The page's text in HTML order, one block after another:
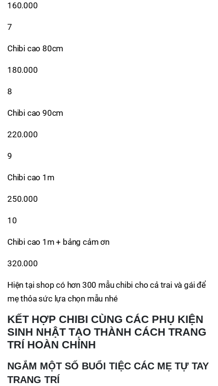
160.000
7
Chibi cao 80cm
180.000
8
Chibi cao 90cm
220.000
9
Chibi cao 1m
250.000
10
Chibi cao 1m + bảng cảm ơn
320.000
Hiện tại shop có hơn 300 mẫu chibi cho cả trai và gái để
mẹ thỏa sức lựa chọn mẫu nhé
KẾT HỢP CHIBI CÙNG CÁC PHỤ KIỆN
SINH NHẬT TẠO THÀNH CÁCH TRANG
TRÍ HOÀN CHỈNH
NGẮM MỘT SỐ BUỔI TIỆC CÁC MẸ TỰ TAY
TRANG TRÍ